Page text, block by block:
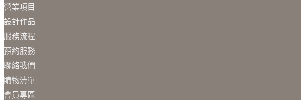
營業項目
設計作品
服務流程
預約服務
聯絡我們
購物清單
會員專區